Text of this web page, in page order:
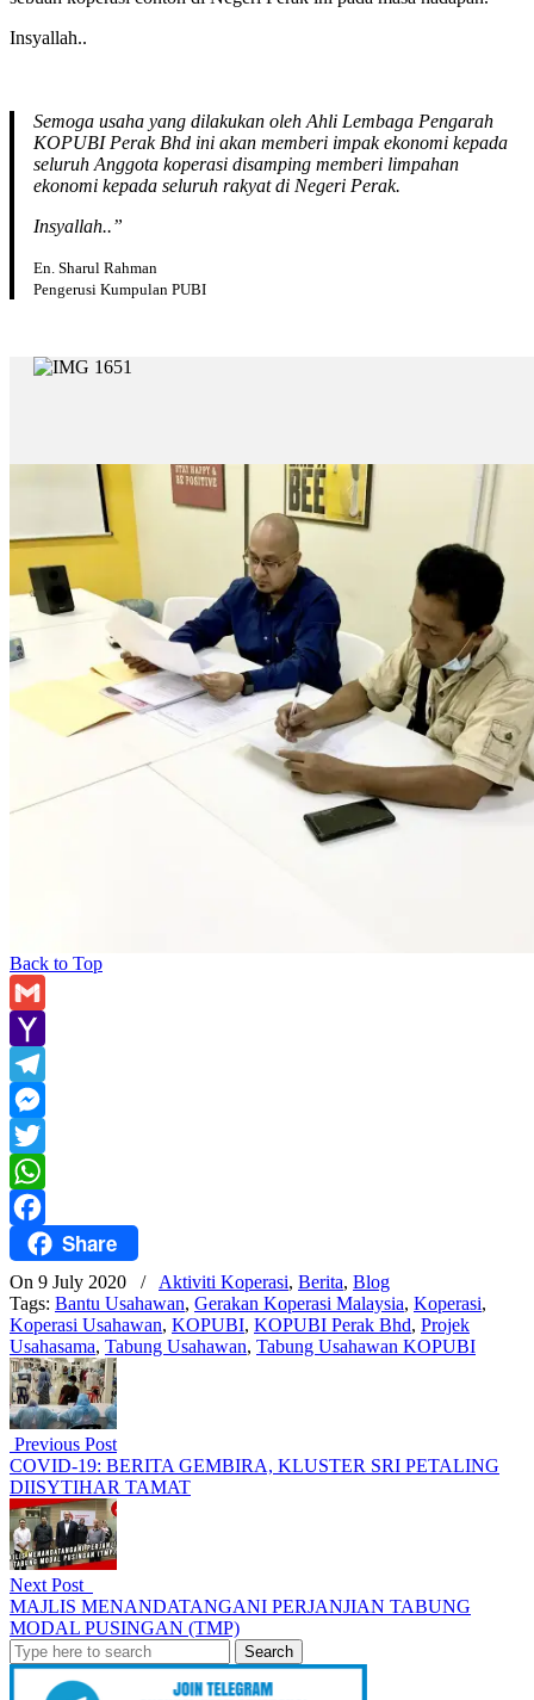
Insyallah..
Semoga usaha yang dilakukan oleh Ahli Lembaga Pengarah
KOPUBI Perak Bhd ini akan memberi impak ekonomi kepada
seluruh Anggota koperasi disamping memberi limpahan
ekonomi kepada seluruh rakyat di Negeri Perak.
Insyallah..”
En. Sharul Rahman
Pengerusi Kumpulan PUBI
Back to Top
Gmail
Yahoo
Mail
Telegram
Messenger
Twitter
WhatsApp
FacebookShare
On 9 July 2020 / Aktiviti Koperasi, Berita, Blog
Tags: Bantu Usahawan, Gerakan Koperasi Malaysia, Koperasi,
Koperasi Usahawan, KOPUBI, KOPUBI Perak Bhd, Projek
Usahasama, Tabung Usahawan, Tabung Usahawan KOPUBI
Previous Post
COVID-19: BERITA GEMBIRA, KLUSTER SRI PETALING
DIISYTIHAR TAMAT
Next Post
MAJLIS MENANDATANGANI PERJANJIAN TABUNG
MODAL PUSINGAN (TMP)
Search
for: